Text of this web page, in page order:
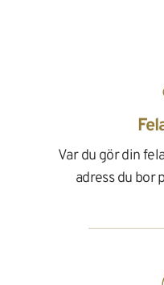
Var du gör din
adress du bor